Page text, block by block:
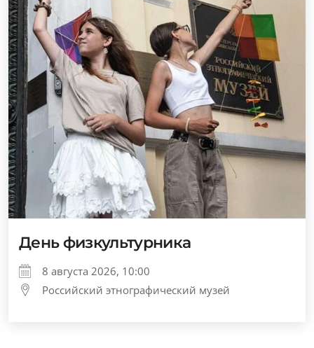
День физкультурника
8 августа 2026, 10:00
Российский этнографический музей